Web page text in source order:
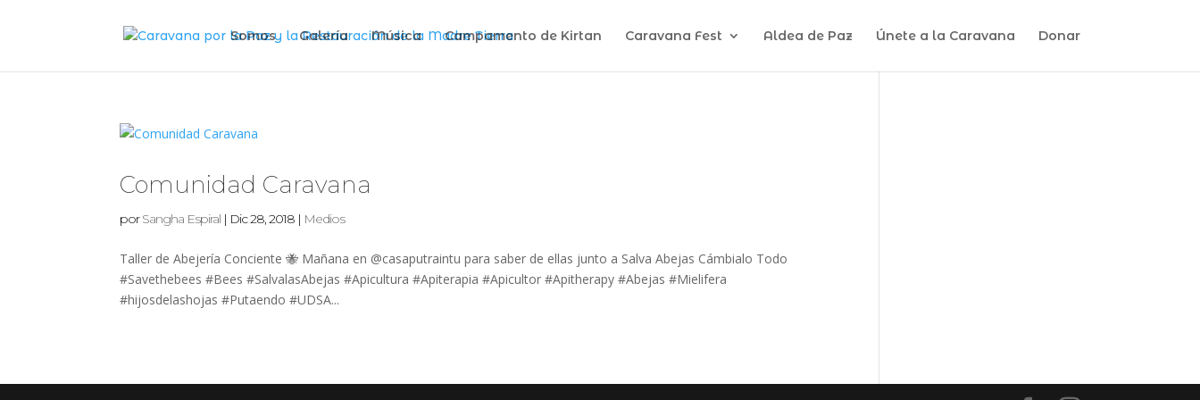
Somos Galería Música Campamento de Kirtan Caravana Fest Aldea de Paz Únete a la Caravana Donar
Comunidad Caravana
porSangha Espiral | Dic 28, 2018 | Medios
Taller de Abejería Conciente 🐝 Mañana en @casaputraintu para saber de ellas junto a Salva Abejas Cámbialo Todo
#Savethebees #Bees #SalvalasAbejas #Apicultura #Apiterapia #Apicultor #Apitherapy #Abejas #Mielifera
#hijosdelashojas #Putaendo #UDSA...